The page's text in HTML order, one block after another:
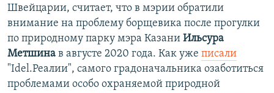
Швейцарии, считает, что в мэрии обратили
внимание на проблему борщевика после прогулки
по природному парку мэра Казани Ильсура
Метшина в августе 2020 года. Как уже писали
"Idel.Реалии", самого градоначальника озаботиться
проблемами особо охраняемой природной